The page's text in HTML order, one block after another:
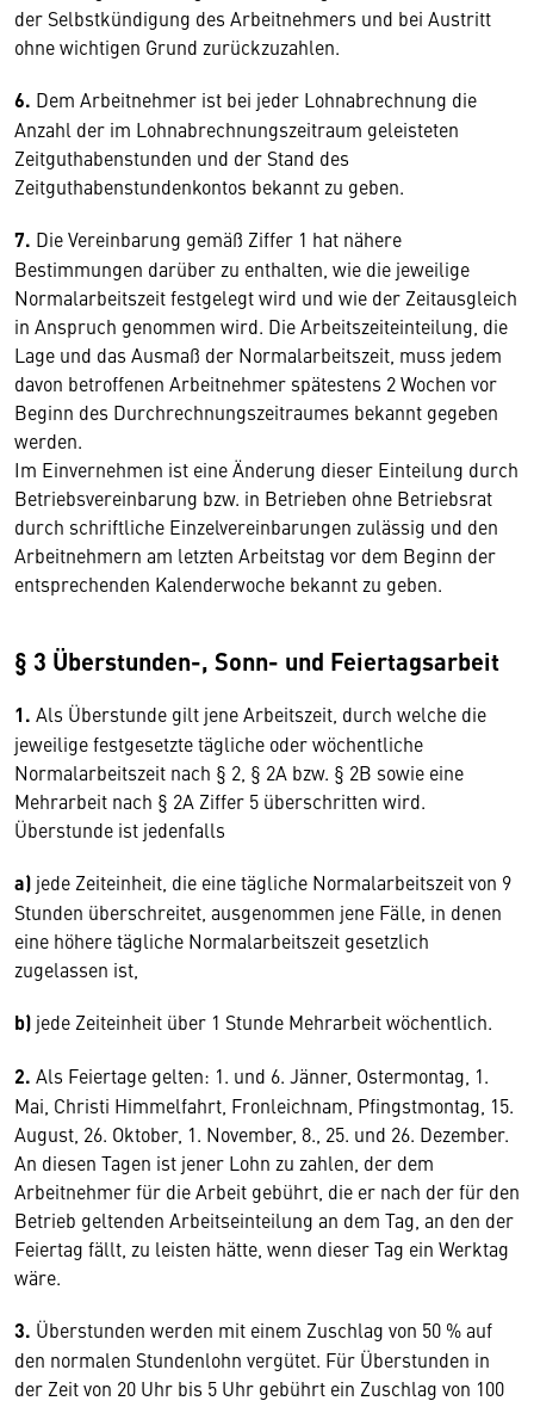
der Selbstkündigung des Arbeitnehmers und bei Austritt
ohne wichtigen Grund zurückzuzahlen.
6. Dem Arbeitnehmer ist bei jeder Lohnabrechnung die
Anzahl der im Lohnabrechnungszeitraum geleisteten
Zeitguthabenstunden und der Stand des
Zeitguthabenstundenkontos bekannt zu geben.
7. Die Vereinbarung gemäß Ziffer 1 hat nähere
Bestimmungen darüber zu enthalten, wie die jeweilige
Normalarbeitszeit festgelegt wird und wie der Zeitausgleich
in Anspruch genommen wird. Die Arbeitszeiteinteilung, die
Lage und das Ausmaß der Normalarbeitszeit, muss jedem
davon betroffenen Arbeitnehmer spätestens 2 Wochen vor
Beginn des Durchrechnungszeitraumes bekannt gegeben
werden.
Im Einvernehmen ist eine Änderung dieser Einteilung durch
Betriebsvereinbarung bzw. in Betrieben ohne Betriebsrat
durch schriftliche Einzelvereinbarungen zulässig und den
Arbeitnehmern am letzten Arbeitstag vor dem Beginn der
entsprechenden Kalenderwoche bekannt zu geben.
§ 3 Überstunden-, Sonn- und Feiertagsarbeit
1. Als Überstunde gilt jene Arbeitszeit, durch welche die
jeweilige festgesetzte tägliche oder wöchentliche
Normalarbeitszeit nach § 2, § 2A bzw. § 2B sowie eine
Mehrarbeit nach § 2A Ziffer 5 überschritten wird.
Überstunde ist jedenfalls
a) jede Zeiteinheit, die eine tägliche Normalarbeitszeit von 9
Stunden überschreitet, ausgenommen jene Fälle, in denen
eine höhere tägliche Normalarbeitszeit gesetzlich
zugelassen ist,
b) jede Zeiteinheit über 1 Stunde Mehrarbeit wöchentlich.
2. Als Feiertage gelten: 1. und 6. Jänner, Ostermontag, 1.
Mai, Christi Himmelfahrt, Fronleichnam, Pfingstmontag, 15.
August, 26. Oktober, 1. November, 8., 25. und 26. Dezember.
An diesen Tagen ist jener Lohn zu zahlen, der dem
Arbeitnehmer für die Arbeit gebührt, die er nach der für den
Betrieb geltenden Arbeitseinteilung an dem Tag, an den der
Feiertag fällt, zu leisten hätte, wenn dieser Tag ein Werktag
wäre.
3. Überstunden werden mit einem Zuschlag von 50 % auf
den normalen Stundenlohn vergütet. Für Überstunden in
der Zeit von 20 Uhr bis 5 Uhr gebührt ein Zuschlag von 100